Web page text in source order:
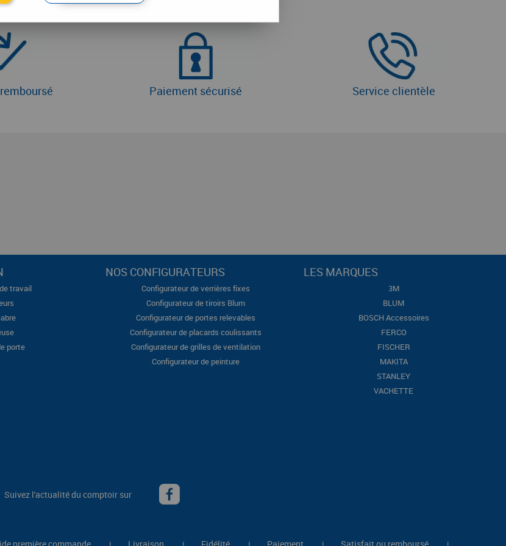
Paiement sécurisé Service clientèle
travail
porte
NOS CONFIGURATEURS
Configurateur de verrières fixes
Configurateur de tiroirs Blum
Configurateur de portes relevables
Configurateur de placards coulissants
Configurateur de grilles de ventilation
Configurateur de peinture
LES MARQUES
3M
BLUM
BOSCH Accessoires
FERCO
FISCHER
MAKITA
STANLEY
VACHETTE
Suivez l'actualité du comptoir sur